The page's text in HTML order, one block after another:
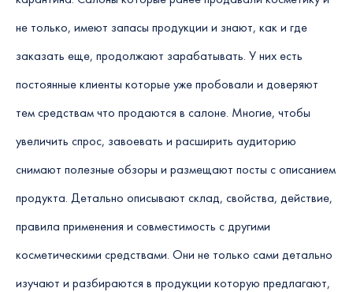
не только, имеют запасы продукции и знают, как и где
заказать еще, продолжают зарабатывать. У них есть
постоянные клиенты которые уже пробовали и доверяют
тем средствам что продаются в салоне. Многие, чтобы
увеличить спрос, завоевать и расширить аудиторию
снимают полезные обзоры и размещают посты с описанием
продукта. Детально описывают склад, свойства, действие,
правила применения и совместимость с другими
косметическими средствами. Они не только сами детально
изучают и разбираются в продукции которую предлагают,